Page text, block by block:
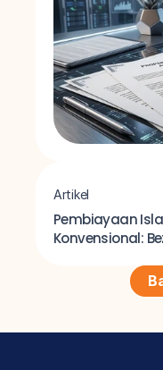
Artikel
Pembiayaan
Konvensional: